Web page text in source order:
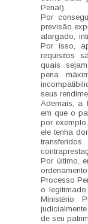
Penal).
Por
previsão
alargado,
Por isso,
requisitos
quais
pena
seus
Ademais, a
em que o
por
ele tenha
Por último,
Processo
o
Ministério
de seu